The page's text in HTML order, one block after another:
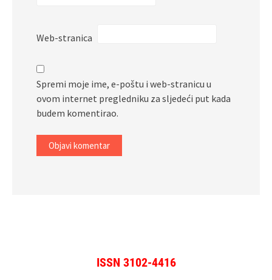
Web-stranica
Spremi moje ime, e-poštu i web-stranicu u
ovom internet pregledniku za sljedeći put kada
budem komentirao.
ISSN 3102-4416